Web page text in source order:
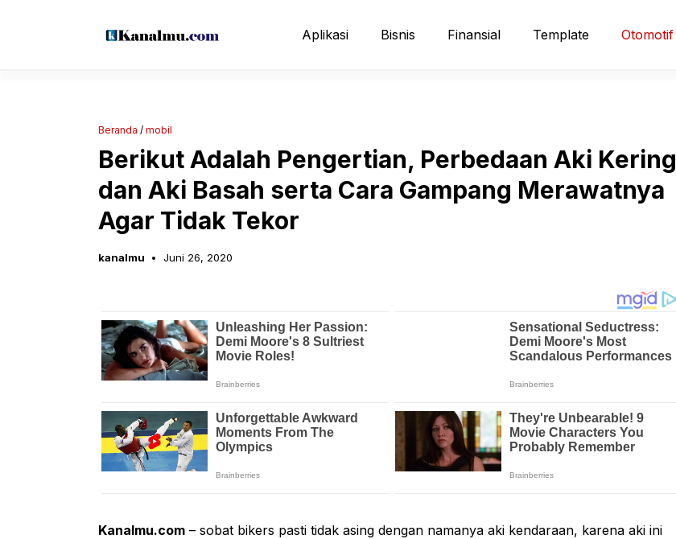
Aplikasi Bisnis Finansial Template Otomotif
Beranda / mobil
Berikut Adalah Pengertian, Perbedaan Aki Kering
dan Aki Basah serta Cara Gampang Merawatnya
Agar Tidak Tekor
kanalmu Juni 26, 2020
Kanalmu.com – sobat bikers pasti tidak asing dengan namanya aki kendaraan, karena aki ini